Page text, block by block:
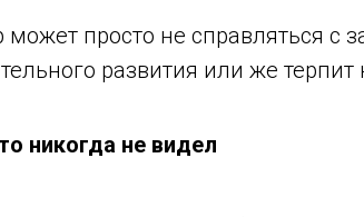
просто не справляться с
развития или же терпит
никогда не видел